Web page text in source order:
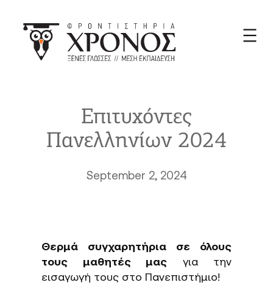
content
Επιτυχόντες
Πανελληνίων 2024
September 2, 2024
Θερμά συγχαρητήρια σε όλους
τους μαθητές μας για την
εισαγωγή τους στο Πανεπιστήμιο!